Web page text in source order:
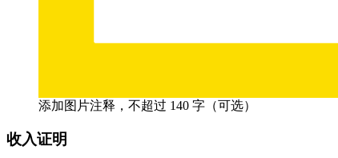
添加图片注释，不超过 140 字（可选）
收入证明